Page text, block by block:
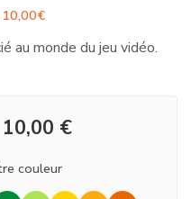
10,00€
au monde du jeu vidéo.
10,00 €
couleur